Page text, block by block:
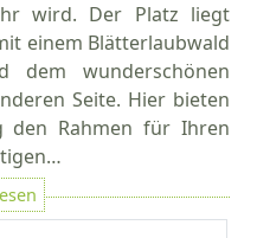
wird. Der Platz liegt
einem Blätterlaubwald
wunderschönen
Seite. Hier bieten
den Rahmen für Ihren